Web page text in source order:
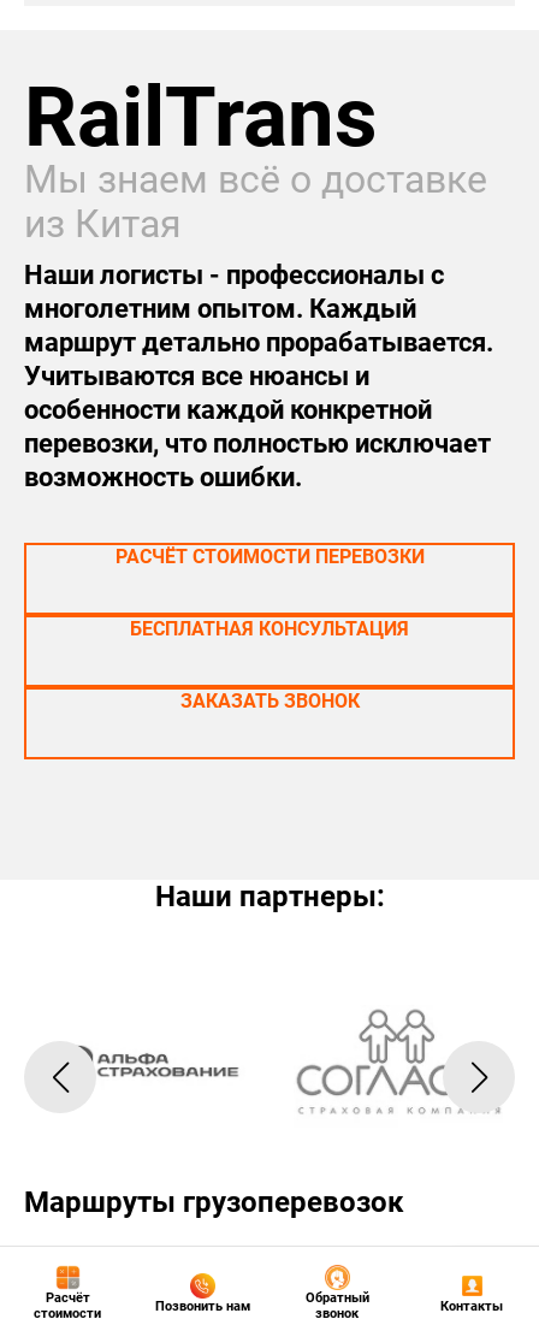
RailTrans
Мы знаем всё о доставке
из Китая
Наши логисты - профессионалы с
многолетним опытом. Каждый
маршрут детально прорабатывается.
Учитываются все нюансы и
особенности каждой конкретной
перевозки, что полностью исключает
возможность ошибки.
РАСЧЁТ СТОИМОСТИ ПЕРЕВОЗКИ
БЕСПЛАТНАЯ КОНСУЛЬТАЦИЯ
ЗАКАЗАТЬ ЗВОНОК
Наши партнеры:
Маршруты грузоперевозок
Нажмите, чтобы активировать карту
Расчёт
стоимости
Позвонить нам
Обратный
звонок
Контакты